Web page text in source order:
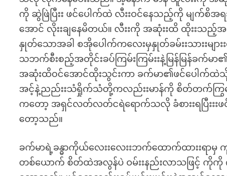
ကို ဆွဲဖြဲပြီးး ဖင်ပေါက်ထဲ လီးးဝင်နေသည့်ကို မျက်စိအရသ
အောင် လိုးးချနေမိတယ်။ လီးးကို အဆုံးးထိ ထိုးးသည့်အခ
နှုတ်သောအခါ စအိုပေါက်ကလေးမှနှုတ်ခမ်းးသားး
သဘက်စီးစည့်အတိုင်းခပ်ကြမ်းကြမ်းးနဲ့မြန်မြန်ခက်မာ၏
အဆုံးထိဝင်အောင်ထိုးသွင်းကာ ခက်မာ၏ဖင်ပေါက်
အင့်နဲ့ညည်းးသံရှိုက်သံတို့ကလည်းးမာန်ကို စိတ်တက်ကြွ
ကတော့ အရှင်လတ်လတ်ငရဲရောက်သလို ခံစားးရပြီးးးဖ
တော့သည်။
ခက်မာရဲ့ခန္ဓာကိုယ်လေးးလေးးဘက်ထောက်ထားးရ
တစ်ယောက် စိတ်ထဲအလွန်ပဲ ဝမ်းးနည်းလာသဖြင့် ကိုကို ကို